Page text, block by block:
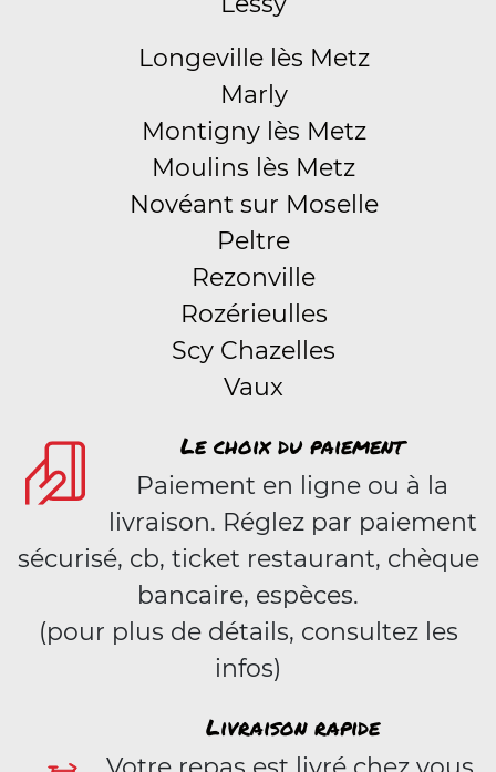
Longeville lès Metz
Marly
Montigny lès Metz
Moulins lès Metz
Novéant sur Moselle
Peltre
Rezonville
Rozérieulles
Scy Chazelles
Vaux
Le choix du paiement
Paiement en ligne ou à la
livraison. Réglez par paiement
sécurisé, cb, ticket restaurant, chèque
bancaire, espèces.
(pour plus de détails, consultez les
infos)
Livraison rapide